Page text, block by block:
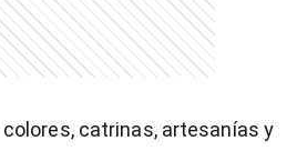
catrinas, artesanías y